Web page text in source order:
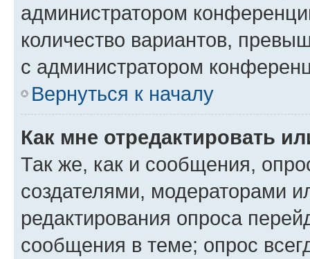
администратором
количество вариантов,
с администратором
Вернуться к началу
Как мне отредактировать
Так же, как и сообщения,
создателями, модераторами
редактирования опроса
сообщения в теме; опрос